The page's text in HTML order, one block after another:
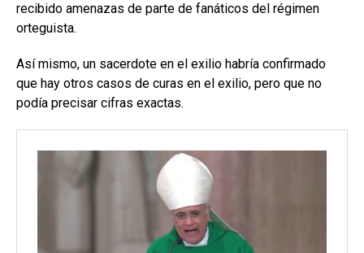
recibido amenazas de parte de fanáticos del régimen
orteguista.
Así mismo, un sacerdote en el exilio habría confirmado
que hay otros casos de curas en el exilio, pero que no
podía precisar cifras exactas.